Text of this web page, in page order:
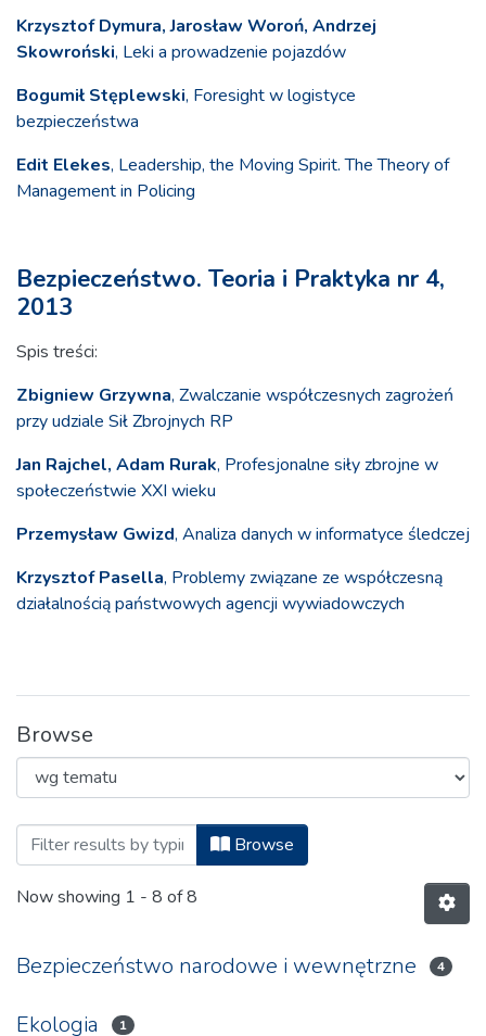
Krzysztof Dymura, Jarosław Woroń, Andrzej
Skowroński, Leki a prowadzenie pojazdów
Bogumił Stęplewski, Foresight w logistyce
bezpieczeństwa
Edit Elekes, Leadership, the Moving Spirit. The Theory of
Management in Policing
Bezpieczeństwo. Teoria i Praktyka nr 4,
2013
Spis treści:
Zbigniew Grzywna, Zwalczanie współczesnych zagrożeń
przy udziale Sił Zbrojnych RP
Jan Rajchel, Adam Rurak, Profesjonalne siły zbrojne w
społeczeństwie XXI wieku
Przemysław Gwizd, Analiza danych w informatyce śledczej
Krzysztof Pasella, Problemy związane ze współczesną
działalnością państwowych agencji wywiadowczych
Browse
Browsing Bezpieczeństwo. Teoria i
Browse
Now showing 1 - 8 of 8
Bezpieczeństwo narodowe i wewnętrzne 4
Ekologia 1